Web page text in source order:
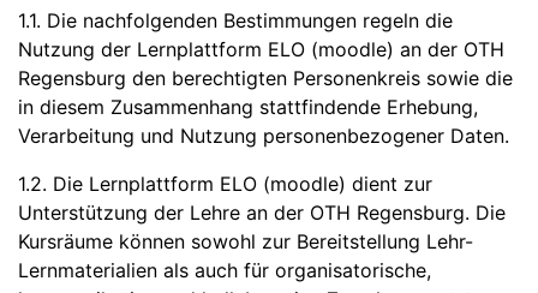
1.1. Die nachfolgenden Bestimmungen regeln die
Nutzung der Lernplattform ELO (moodle) an der OTH
Regensburg den berechtigten Personenkreis sowie die
in diesem Zusammenhang stattfindende Erhebung,
Verarbeitung und Nutzung personenbezogener Daten.
1.2. Die Lernplattform ELO (moodle) dient zur
Unterstützung der Lehre an der OTH Regensburg. Die
Kursräume können sowohl zur Bereitstellung Lehr-
Lernmaterialien als auch für organisatorische,